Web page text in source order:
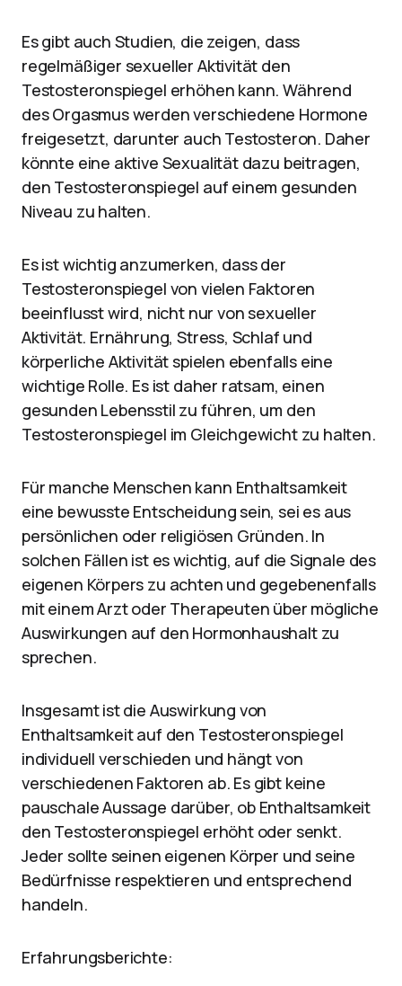
Es gibt auch Studien, die zeigen, dass
regelmäßiger sexueller Aktivität den
Testosteronspiegel erhöhen kann. Während
des Orgasmus werden verschiedene Hormone
freigesetzt, darunter auch Testosteron. Daher
könnte eine aktive Sexualität dazu beitragen,
den Testosteronspiegel auf einem gesunden
Niveau zu halten.
Es ist wichtig anzumerken, dass der
Testosteronspiegel von vielen Faktoren
beeinflusst wird, nicht nur von sexueller
Aktivität. Ernährung, Stress, Schlaf und
körperliche Aktivität spielen ebenfalls eine
wichtige Rolle. Es ist daher ratsam, einen
gesunden Lebensstil zu führen, um den
Testosteronspiegel im Gleichgewicht zu halten.
Für manche Menschen kann Enthaltsamkeit
eine bewusste Entscheidung sein, sei es aus
persönlichen oder religiösen Gründen. In
solchen Fällen ist es wichtig, auf die Signale des
eigenen Körpers zu achten und gegebenenfalls
mit einem Arzt oder Therapeuten über mögliche
Auswirkungen auf den Hormonhaushalt zu
sprechen.
Insgesamt ist die Auswirkung von
Enthaltsamkeit auf den Testosteronspiegel
individuell verschieden und hängt von
verschiedenen Faktoren ab. Es gibt keine
pauschale Aussage darüber, ob Enthaltsamkeit
den Testosteronspiegel erhöht oder senkt.
Jeder sollte seinen eigenen Körper und seine
Bedürfnisse respektieren und entsprechend
handeln.
Erfahrungsberichte: